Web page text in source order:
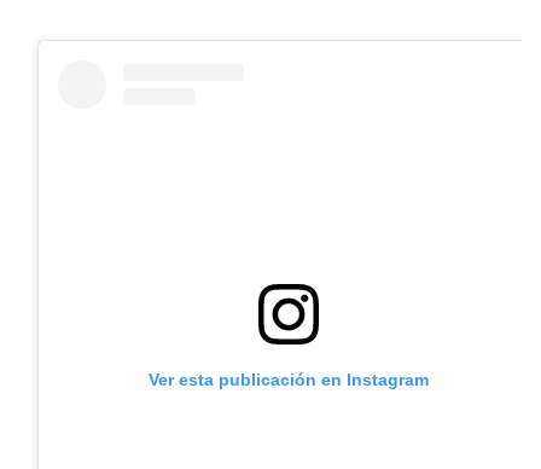
Ver esta publicación en Instagram